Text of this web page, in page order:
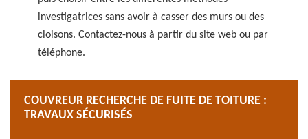
investigatrices sans avoir à casser des murs ou des
cloisons. Contactez-nous à partir du site web ou par
téléphone.
COUVREUR RECHERCHE DE FUITE DE TOITURE :
TRAVAUX SÉCURISÉS